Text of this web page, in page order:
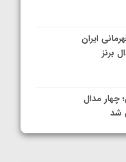
ایران
چهار مدال
شد